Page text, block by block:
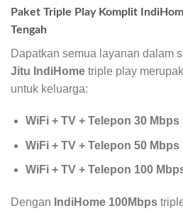
Paket Triple Play Komplit
Tengah
Dapatkan semua layanan dalam
Jitu IndiHome triple play
untuk keluarga:
WiFi + TV + Telepon 30 Mbps
WiFi + TV + Telepon 50 Mbps
WiFi + TV + Telepon 100
Dengan IndiHome 100Mbps